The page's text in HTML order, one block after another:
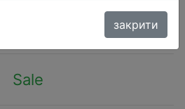
Sale
закрити